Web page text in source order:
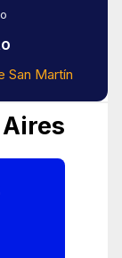
San Martín